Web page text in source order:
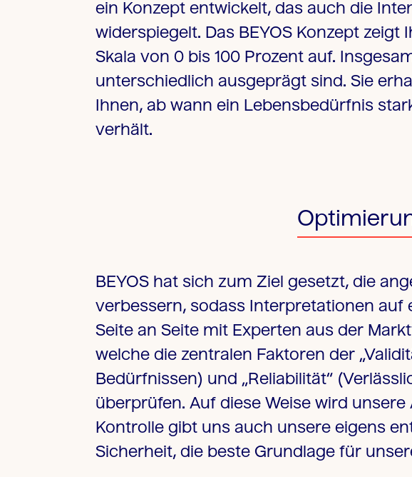
ein Konzept entwickelt, das auch die
widerspiegelt. Das BEYOS Konzept
Skala von 0 bis 100 Prozent auf.
unterschiedlich ausgeprägt sind. Sie
Ihnen, ab wann ein Lebensbedürfnis
verhält.
BEYOS hat sich zum Ziel gesetzt, die
verbessern, sodass Interpretationen
Seite an Seite mit Experten aus der
welche die zentralen Faktoren der
Bedürfnissen) und „Reliabilität“
überprüfen. Auf diese Weise wird
Kontrolle gibt uns auch unsere eigens
Sicherheit, die beste Grundlage für